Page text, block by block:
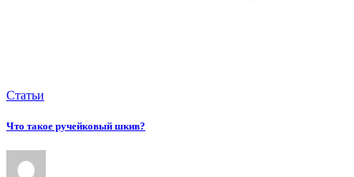
Статьи
Что такое ручейковый шкив?